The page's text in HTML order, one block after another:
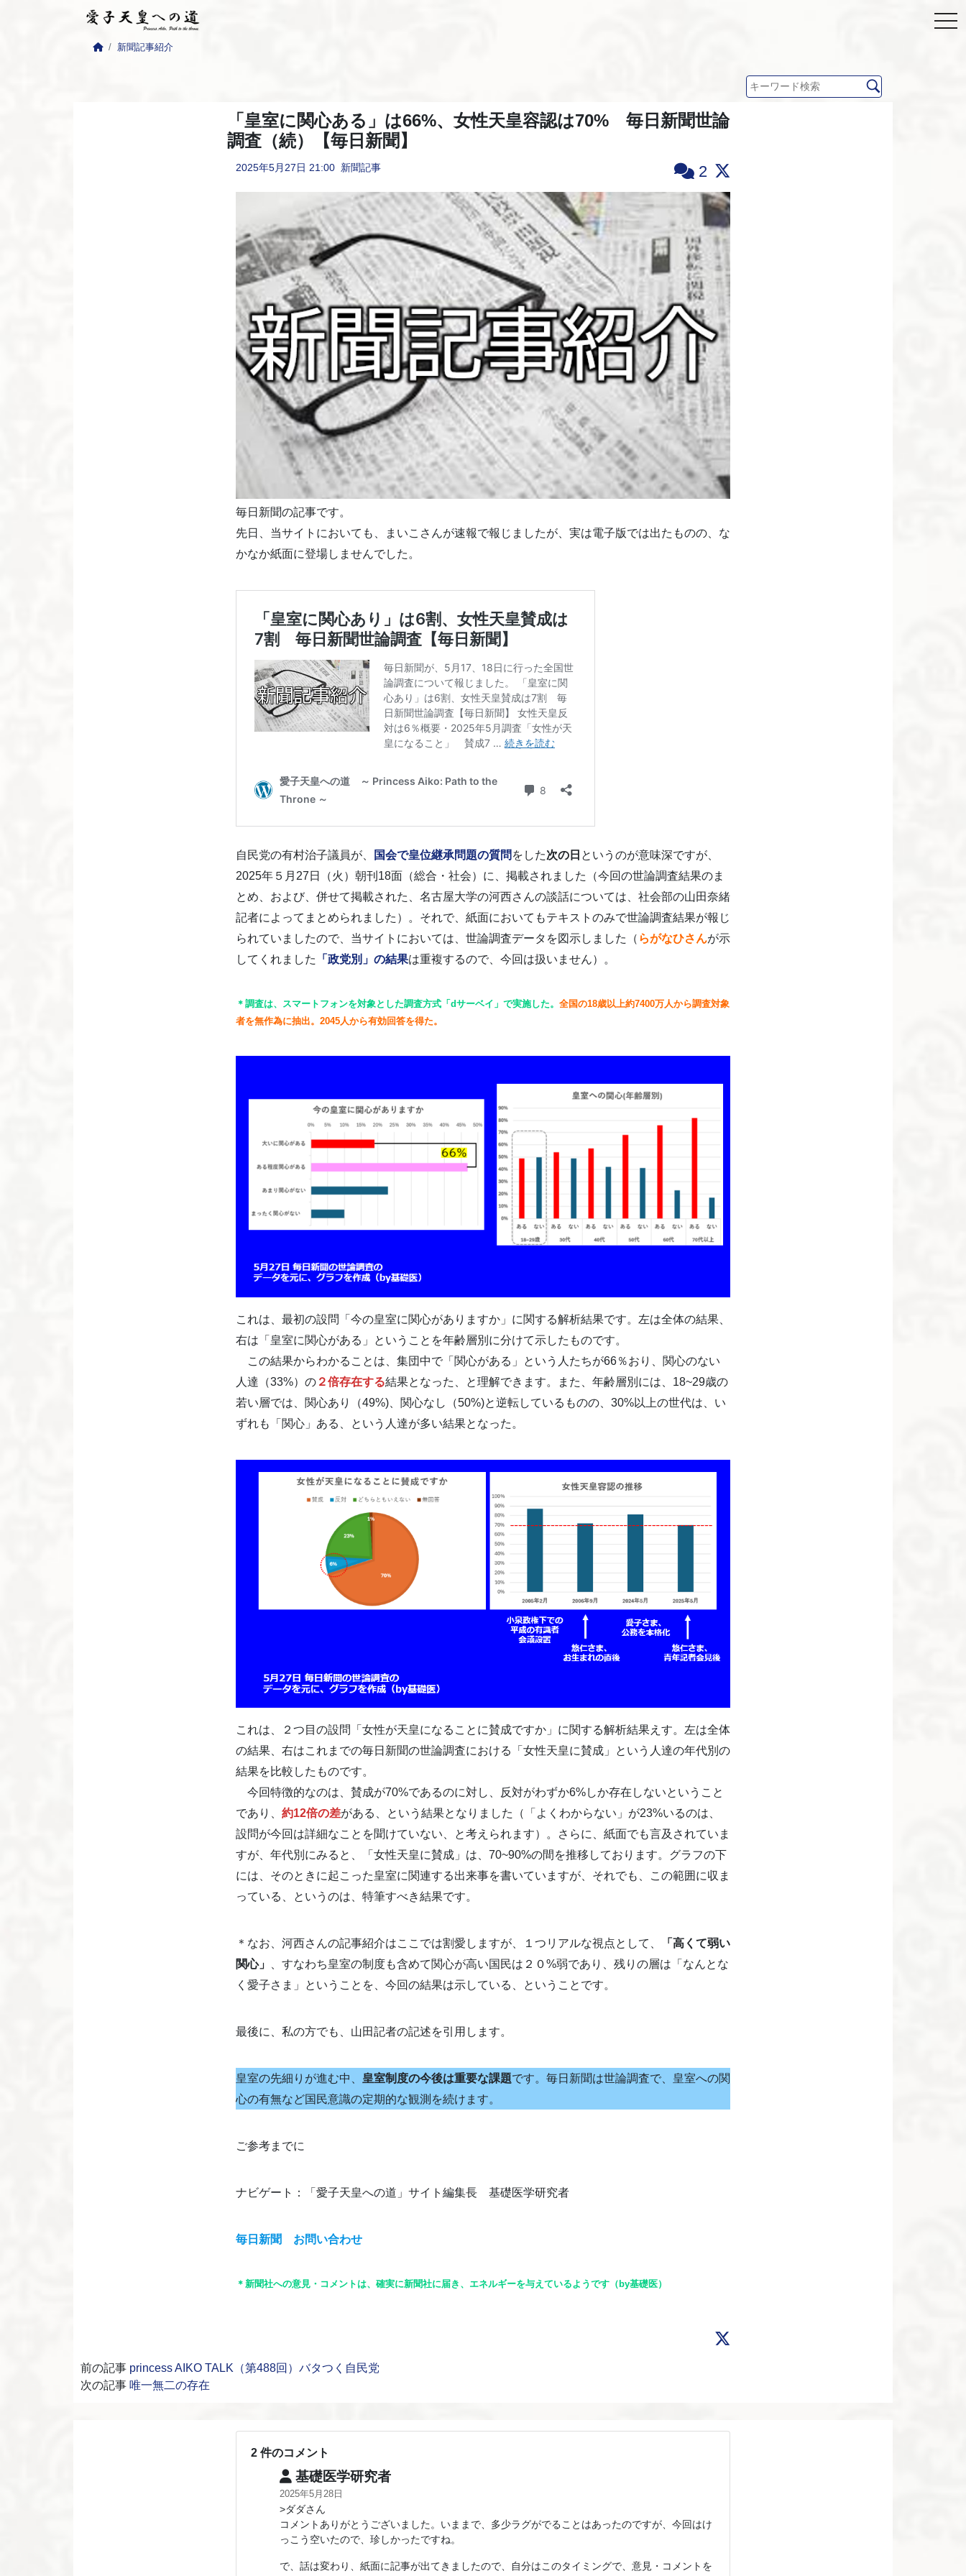
新聞記事紹介
「皇室に関心ある」は66%、女性天皇容認は70% 毎日新聞世論
調査（続）【毎日新聞】
2025年5月27日 21:00 新聞記事 2
毎日新聞の記事です。
先日、当サイトにおいても、まいこさんが速報で報じましたが、実は電子版では出たものの、な
かなか紙面に登場しませんでした。
自民党の有村治子議員が、 国会で皇位継承問題の質問 をした次の日 というのが意味深ですが、
2025年５月27日（火）朝刊18面（総合・社会）に、掲載されました（今回の世論調査結果のま
とめ、および、併せて掲載された、名古屋大学の河西さんの談話については、社会部の山田奈緒
記者によってまとめられました）。それで、紙面においてもテキストのみで世論調査結果が報じ
られていましたので、当サイトにおいては、世論調査データを図示しました（ らがなひさんが示
してくれました
「政党別」の結果は重複するので、今回は扱いません）。
＊調査は、スマートフォンを対象とした調査方式「dサーベイ」で実施した。 全国の18歳以上約7400万人から調査対象
者を無作為に抽出。2045人から有効回答を得た。
これは、最初の設問「今の皇室に関心がありますか」に関する解析結果です。左は全体の結果、
右は「皇室に関心がある」ということを年齢層別に分けて示したものです。
この結果からわかることは、集団中で「関心がある」という人たちが66％おり、関心のない
人達（33%）の ２倍存在する結果となった、と理解できます。また、年齢層別には、18~29歳の
若い層では、関心あり（49%)、関心なし（50%)と逆転しているものの、30%以上の世代は、い
ずれも「関心」ある、という人達が多い結果となった。
これは、２つ目の設問「女性が天皇になることに賛成ですか」に関する解析結果えす。左は全体
の結果、右はこれまでの毎日新聞の世論調査における「女性天皇に賛成」という人達の年代別の
結果を比較したものです。
今回特徴的なのは、賛成が70%であるのに対し、反対がわずか6%しか存在しないということ
であり、 約12倍の差がある、という結果となりました（「よくわからない」が23%いるのは、
設問が今回は詳細なことを聞けていない、と考えられます）。さらに、紙面でも言及されていま
すが、年代別にみると、「女性天皇に賛成」は、70~90%の間を推移しております。グラフの下
には、そのときに起こった皇室に関連する出来事を書いていますが、それでも、この範囲に収ま
っている、というのは、特筆すべき結果です。
＊なお、河西さんの記事紹介はここでは割愛しますが、１つリアルな視点として、
「高くて弱い
関心」
、すなわち皇室の制度も含めて関心が高い国民は２０%弱であり、残りの層は「なんとな
く愛子さま」ということを、今回の結果は示している、ということです。
最後に、私の方でも、山田記者の記述を引用します。
皇室の先細りが進む中、 皇室制度の今後は重要な課題です。毎日新聞は世論調査で、皇室への関
心の有無など国民意識の定期的な観測を続けます。
ご参考までに
ナビゲート：「愛子天皇への道」サイト編集長 基礎医学研究者
毎日新聞 お問い合わせ
＊新聞社への意見・コメントは、確実に新聞社に届き、エネルギーを与えているようです（by基礎医）
前の記事 princess AIKO TALK（第488回）バタつく自民党
次の記事 唯一無二の存在
2 件のコメント
基礎医学研究者
2025年5月28日
>ダダさん
コメントありがとうございました。いままで、多少ラグがでることはあったのですが、今回はけ
っこう空いたので、珍しかったですね。
で、話は変わり、紙面に記事が出てきましたので、自分はこのタイミングで、意見・コメントを